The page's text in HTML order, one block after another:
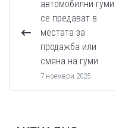
автомобилни гуми
се предават в
местата за
продажба или
смяна на гуми
7 ноември 2025